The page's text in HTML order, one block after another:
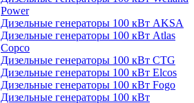
Power
Дизельные генераторы 100 кВт AKSA
Дизельные генераторы 100 кВт Atlas
Copco
Дизельные генераторы 100 кВт CTG
Дизельные генераторы 100 кВт Elcos
Дизельные генераторы 100 кВт Fogo
Дизельные генераторы 100 кВт